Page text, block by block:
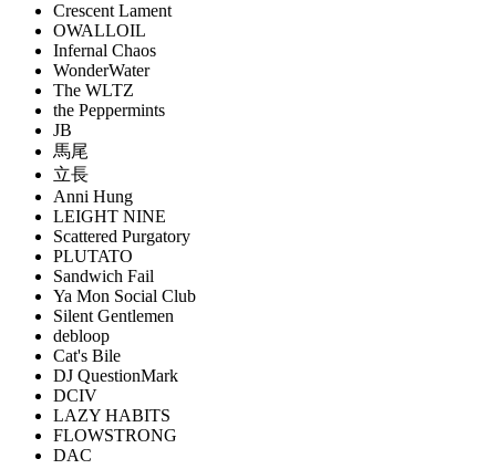
Crescent Lament
OWALLOIL
Infernal Chaos
WonderWater
The WLTZ
the Peppermints
JB
馬尾
立長
Anni Hung
LEIGHT NINE
Scattered Purgatory
PLUTATO
Sandwich Fail
Ya Mon Social Club
Silent Gentlemen
debloop
Cat's Bile
DJ QuestionMark
DCIV
LAZY HABITS
FLOWSTRONG
DAC